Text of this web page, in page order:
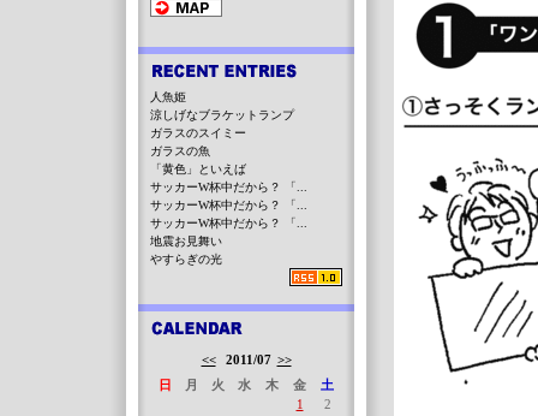
人魚姫
涼しげなブラケットランプ
ガラスのスイミー
ガラスの魚
「黄色」といえば
サッカーW杯中だから？ 「...
サッカーW杯中だから？ 「...
サッカーW杯中だから？ 「...
地震お見舞い
やすらぎの光
<< 2011/07 >>
日
月 火 水 木 金
土
1
2